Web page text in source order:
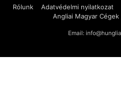
Rólunk Adatvédelmi nyilatkozat
Angliai Magyar
Email: